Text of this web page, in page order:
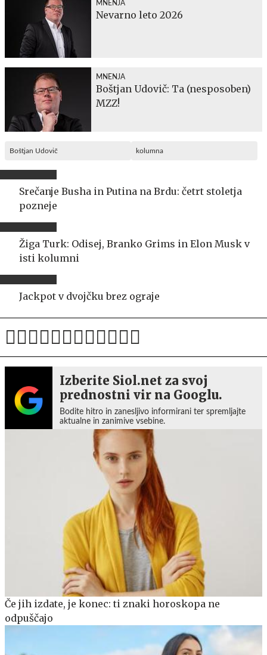
MNENJA
Nevarno leto 2026
MNENJA
Boštjan Udovič: Ta (nesposoben)
MZZ!
Boštjan Udovič kolumna
Srečanje Busha in Putina na Brdu: četrt stoletja
pozneje
Žiga Turk: Odisej, Branko Grims in Elon Musk v
isti kolumni
Jackpot v dvojčku brez ograje
Izberite Siol.net za svoj
prednostni vir na Googlu.
Bodite hitro in zanesljivo informirani ter spremljajte
aktualne in zanimive vsebine.
Če jih izdate, je konec: ti znaki horoskopa ne
odpuščajo